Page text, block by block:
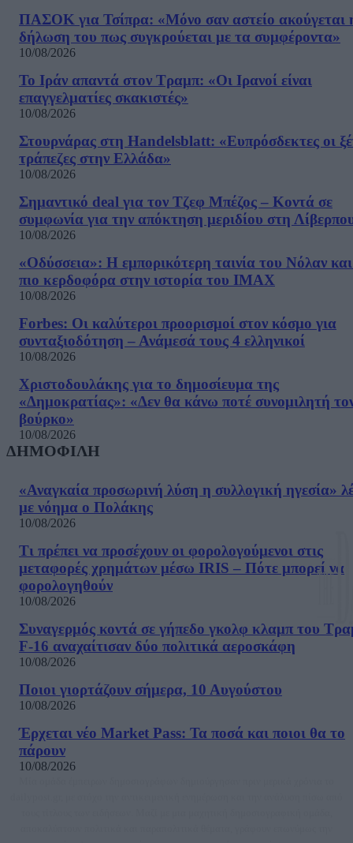
ΠΑΣΟΚ για Τσίπρα: «Μόνο σαν αστείο ακούγεται
δήλωση του πως συγκρούεται με τα συμφέροντα»
10/08/2026
Το Ιράν απαντά στον Τραμπ: «Οι Ιρανοί είναι
επαγγελματίες σκακιστές»
10/08/2026
Στουρνάρας στη Handelsblatt: «Ευπρόσδεκτες οι
τράπεζες στην Ελλάδα»
10/08/2026
Σημαντικό deal για τον Τζεφ Μπέζος – Κοντά σε
συμφωνία για την απόκτηση μεριδίου στη
10/08/2026
«Οδύσσεια»: Η εμπορικότερη ταινία του Νόλαν
πιο κερδοφόρα στην ιστορία του IMAX
10/08/2026
Forbes: Οι καλύτεροι προορισμοί στον κόσμο για
συνταξιοδότηση – Ανάμεσά τους 4 ελληνικοί
10/08/2026
Χριστοδουλάκης για το δημοσίευμα της
«Δημοκρατίας»: «Δεν θα κάνω ποτέ συνομιλητή
βούρκο»
10/08/2026
ΔΗΜΟΦΙΛΗ
«Αναγκαία προσωρινή λύση η συλλογική ηγεσία»
με νόημα ο Πολάκης
10/08/2026
Τι πρέπει να προσέχουν οι φορολογούμενοι στις
μεταφορές χρημάτων μέσω IRIS – Πότε μπορεί να
φορολογηθούν
10/08/2026
Συναγερμός κοντά σε γήπεδο γκολφ κλαμπ του
F-16 αναχαίτισαν δύο πολιτικά αεροσκάφη
10/08/2026
Ποιοι γιορτάζουν σήμερα, 10 Αυγούστου
10/08/2026
Έρχεται νέο Market Pass: Τα ποσά και ποιοι θα το
πάρουν
10/08/2026